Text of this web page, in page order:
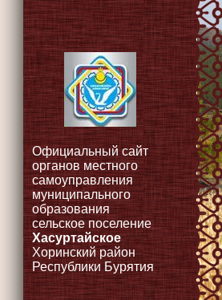
Официальный сайт
органов местного
самоуправления
муниципального
образования
сельское поселение
Хасуртайское
Хоринский район
Республики Бурятия